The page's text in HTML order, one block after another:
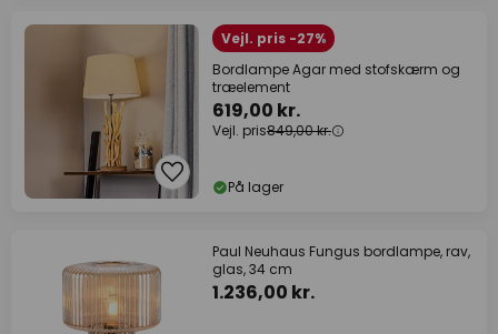
Vejl. pris -27%
Bordlampe Agar med stofskærm og
træelement
619,00 kr.
Vejl. pris849,00 kr.
På lager
Paul Neuhaus Fungus bordlampe, rav,
glas, 34 cm
1.236,00 kr.